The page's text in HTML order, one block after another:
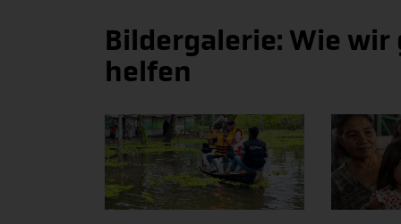
Bildergalerie: Wie
helfen